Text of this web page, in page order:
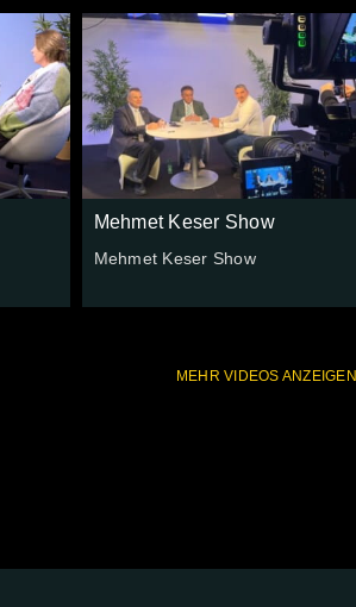
Mehmet Keser Show
Mehmet Keser Show
MEHR VIDEOS ANZEIGEN